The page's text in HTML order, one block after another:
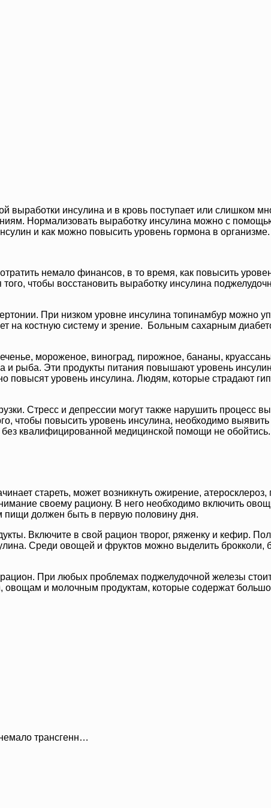
выработки инсулина и в кровь поступает или слишком
Нормализовать выработку инсулина можно с
и как можно повысить уровень гормона в организме.
немало финансов, в то время, как повысить
чтобы восстановить выработку инсулина
При низком уровне инсулина топинамбур можно
костную систему и зрение. Больным сахарным
мороженое, виноград, пирожное, бананы,
рыба. Эти продукты питания повышают уровень
уровень инсулина. Людям, которые страдают
Стресс и депрессии могут также нарушить процесс
чтобы повысить уровень инсулина, необходимо выявить
квалифицированной медицинской помощи не обойтись.
стареть, может возникнуть ожирение, атеросклероз,
своему рациону. В него необходимо включить
пищи должен быть в первую половину дня.
Включите в свой рацион творог, ряженку и кефир.
Среди овощей и фруктов можно выделить брокколи,
При любых проблемах поджелудочной железы
овощам и молочным продуктам, которые содержат
трансгенн…